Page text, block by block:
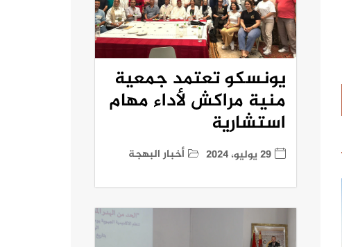
يونسكو تعتمد جمعية
منية مراكش لأداء مهام
استشارية
29 يوليو، 2024 أخبار البهجة